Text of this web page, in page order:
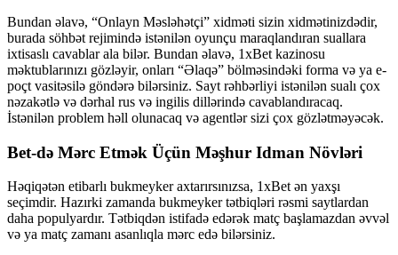
Bundan əlavə, “Onlayn Məsləhətçi” xidməti sizin xidmətinizdədir,
burada söhbət rejimində istənilən oyunçu maraqlandıran suallara
ixtisaslı cavablar ala bilər. Bundan əlavə, 1xBet kazinosu
məktublarınızı gözləyir, onları “Əlaqə” bölməsindəki forma və ya e-
poçt vasitəsilə göndərə bilərsiniz. Sayt rəhbərliyi istənilən sualı çox
nəzakətlə və dərhal rus və ingilis dillərində cavablandıracaq.
İstənilən problem həll olunacaq və agentlər sizi çox gözlətməyəcək.
Bet-də Mərc Etmək Üçün Məşhur Idman Növləri
Həqiqətən etibarlı bukmeyker axtarırsınızsa, 1xBet ən yaxşı
seçimdir. Hazırki zamanda bukmeyker tətbiqləri rəsmi saytlardan
daha populyardır. Tətbiqdən istifadə edərək matç başlamazdan əvvəl
və ya matç zamanı asanlıqla mərc edə bilərsiniz.